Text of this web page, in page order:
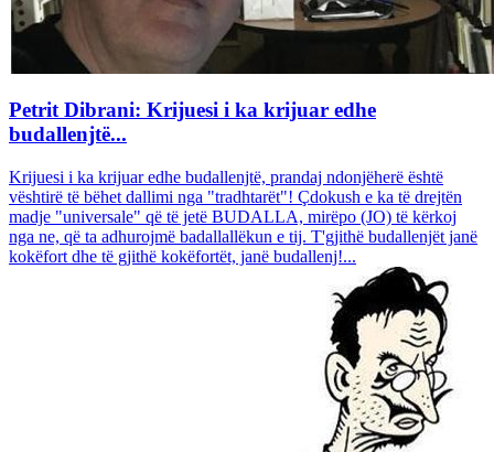
Petrit Dibrani: Krijuesi i ka krijuar edhe
budallenjtë...
Krijuesi i ka krijuar edhe budallenjtë, prandaj ndonjëherë është
vështirë të bëhet dallimi nga "tradhtarët"! Çdokush e ka të drejtën
madje "universale" që të jetë BUDALLA, mirëpo (JO) të kërkoj
nga ne, që ta adhurojmë badallallëkun e tij. T'gjithë budallenjët janë
kokëfort dhe të gjithë kokëfortët, janë budallenj!...